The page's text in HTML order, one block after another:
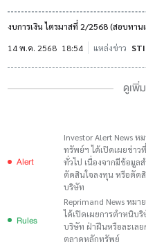
งบการเงิน ไตรมาสที่ 2/2568 (สอบทาน
14 พ.ค. 2568 18:54 แหล่งข่าว STI
ดูเพิ่
Alert
Investor Alert News ห
ทรัพย์ฯ ได้เปิดเผยข่า
ทั่วไป เนื่องจากมีข้อมู
ตัดสินใจลงทุน หรือตัด
บริษัท
Rules
Reprimand News หม
ได้เปิดเผยการตำหนิบ
บริษัท ฝ่าฝืนหรือละเล
ตลาดหลักทรัพย์